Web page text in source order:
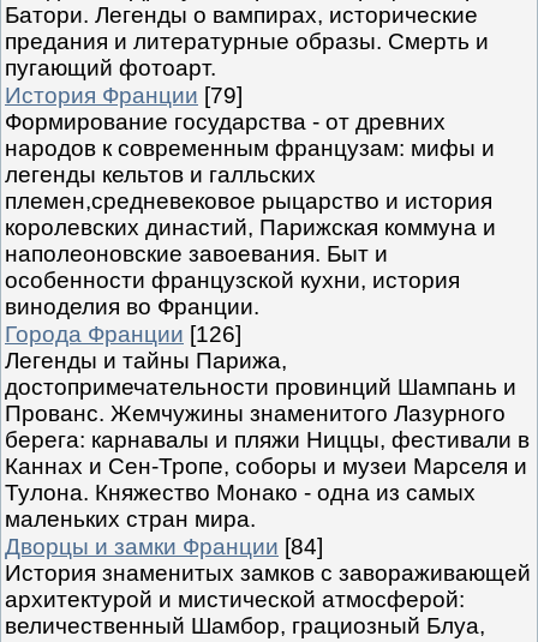
Батори. Легенды о вампирах, исторические
предания и литературные образы. Смерть и
пугающий фотоарт.
История Франции [79]
Формирование государства - от древних
народов к современным французам: мифы и
легенды кельтов и галльских
племен,средневековое рыцарство и история
королевских династий, Парижская коммуна и
наполеоновские завоевания. Быт и
особенности французской кухни, история
виноделия во Франции.
Города Франции [126]
Легенды и тайны Парижа,
достопримечательности провинций Шампань и
Прованс. Жемчужины знаменитого Лазурного
берега: карнавалы и пляжи Ниццы, фестивали в
Каннах и Сен-Тропе, соборы и музеи Марселя и
Тулона. Княжество Монако - одна из самых
маленьких стран мира.
Дворцы и замки Франции [84]
История знаменитых замков с завораживающей
архитектурой и мистической атмосферой:
величественный Шамбор, грациозный Блуа,